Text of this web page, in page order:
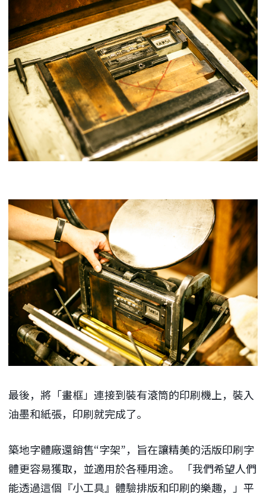
最後，將「畫框」連接到裝有滾筒的印刷機上，裝入
油墨和紙張，印刷就完成了。
築地字體廠還銷售“字架”，旨在讓精美的活版印刷字
體更容易獲取，並適用於各種用途。 「我們希望人們
能透過這個『小工具』體驗排版和印刷的樂趣，」平